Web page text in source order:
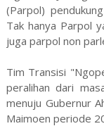
(Parpol)
Tak hanya Parpol
juga parpol non
Tim Transisi
peralihan dari
menuju Gubernur
Maimoen periode